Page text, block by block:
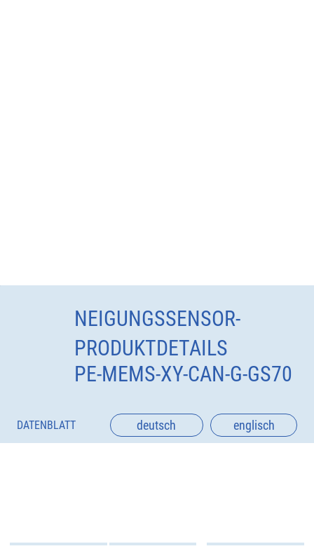
NEIGUNGSSENSOR-
PRODUKTDETAILS
PE-MEMS-XY-CAN-G-GS70
DATENBLATT englisch
deutsch